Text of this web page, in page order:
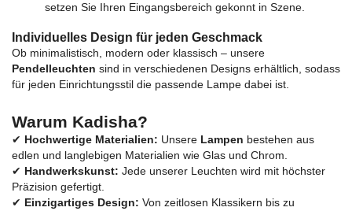
setzen Sie Ihren Eingangsbereich gekonnt in Szene.
Individuelles Design für jeden Geschmack
Ob minimalistisch, modern oder klassisch – unsere
Pendelleuchten sind in verschiedenen Designs erhältlich, sodass
für jeden Einrichtungsstil die passende Lampe dabei ist.
Warum Kadisha?
✔ Hochwertige Materialien: Unsere Lampen bestehen aus
edlen und langlebigen Materialien wie Glas und Chrom.
✔ Handwerkskunst: Jede unserer Leuchten wird mit höchster
Präzision gefertigt.
✔ Einzigartiges Design: Von zeitlosen Klassikern bis zu